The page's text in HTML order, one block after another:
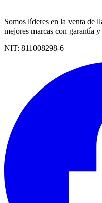
Somos líderes en la venta de
mejores marcas con garantía
NIT: 811008298-6